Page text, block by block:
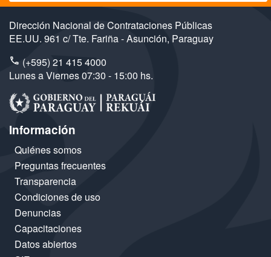
Dirección Nacional de Contrataciones Públicas
EE.UU. 961 c/ Tte. Fariña - Asunción, Paraguay
(+595) 21 415 4000
Lunes a Viernes 07:30 - 15:00 hs.
Información
Quiénes somos
Preguntas frecuentes
Transparencia
Condiciones de uso
Denuncias
Capacitaciones
Datos abiertos